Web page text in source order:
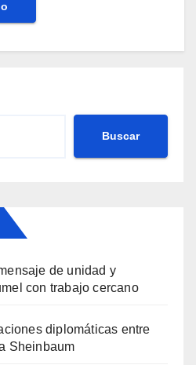
Buscar
de unidad y
con trabajo cercano
diplomáticas entre
Sheinbaum